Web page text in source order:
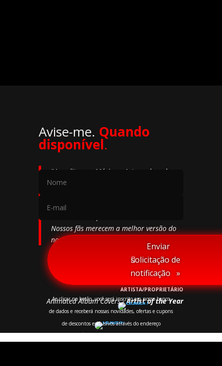
Avise-me. Quando
disponível.
" Acredito que Música e Arte andam de
mãos dadas. Uma música não deve ser
sons, mas deve ser, também, uma rica e
Nossos fãs merecem a melhor versão do
nosso trabalho.
, Bruno Carvalho.
ARTISTA/PROPRIETÁRIO
Animated Album Covers -Artist of the Year
⠀Enviar
solicitação de
notificação⠀»
Ao clicar no botão, você será inscrito em nosso banco
de dados e receberá nossas novidades, ofertas e cupons
de descontos exclusivos através do endereço